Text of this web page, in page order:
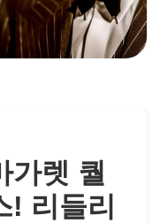
가렛 퀄
! 리들리